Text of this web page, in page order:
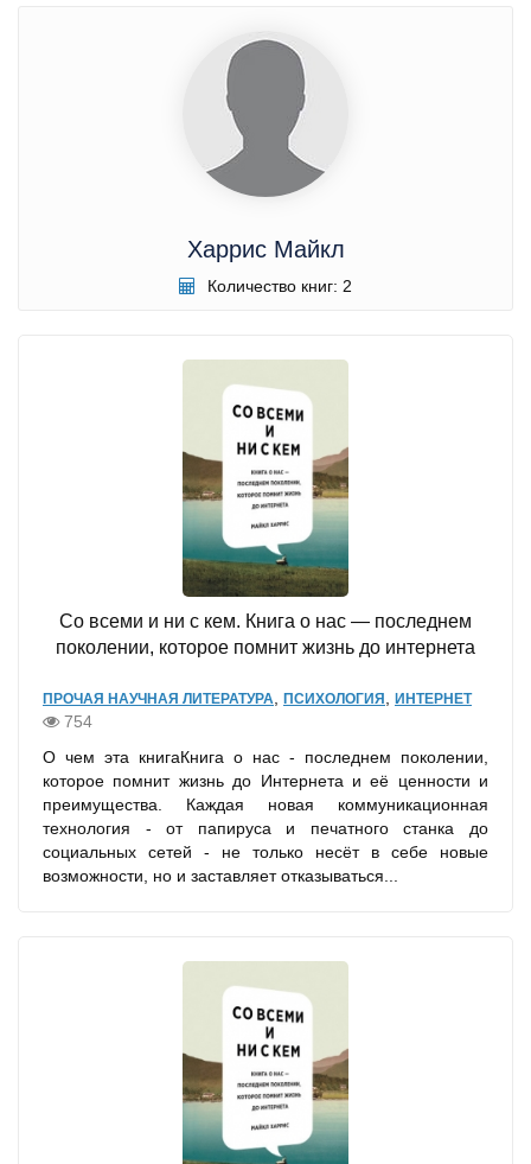
Харрис Майкл
Количество книг: 2
Со всеми и ни с кем. Книга о нас — последнем
поколении, которое помнит жизнь до интернета
ПРОЧАЯ НАУЧНАЯ ЛИТЕРАТУРА ПСИХОЛОГИЯ ИНТЕРНЕТ
754
О чем эта книгаКнига о нас - последнем поколении,
которое помнит жизнь до Интернета и её ценности и
преимущества. Каждая новая коммуникационная
технология - от папируса и печатного станка до
социальных сетей - не только несёт в себе новые
возможности, но и заставляет отказываться...